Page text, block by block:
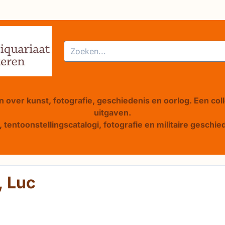
cookies toe.
Zoeken
kunst, fotografie, geschiedenis en oorlog. Een
uitgaven.
tentoonstellingscatalogi, fotografie en militaire
Luc